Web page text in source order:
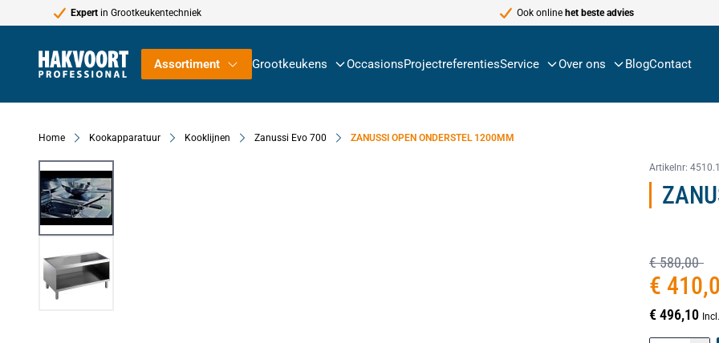
Expert in Grootkeukentechniek Ook online het beste advies
Assortiment Grootkeukens OccasionsProjectreferentiesService Over ons BlogContact
Home Kookapparatuur Kooklijnen Zanussi Evo 700 ZANUSSI OPEN ONDERSTEL 1200MM
Artikelnr:
€ 580,00
€
€ 496,10